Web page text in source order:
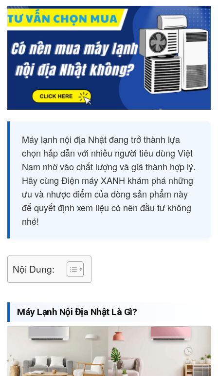
Máy lạnh nội địa Nhật đang trở thành lựa
chọn hấp dẫn với nhiều người tiêu dùng Việt
Nam nhờ vào chất lượng và giá thành hợp lý.
Hãy cùng Điện máy XANH khám phá những
ưu và nhược điểm của dòng sản phẩm này
để quyết định xem liệu có nên đầu tư không
nhé!
Nội Dung:
Máy Lạnh Nội Địa Nhật Là Gì?